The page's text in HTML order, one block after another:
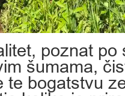
poznat po
šumama,
te bogatstvu